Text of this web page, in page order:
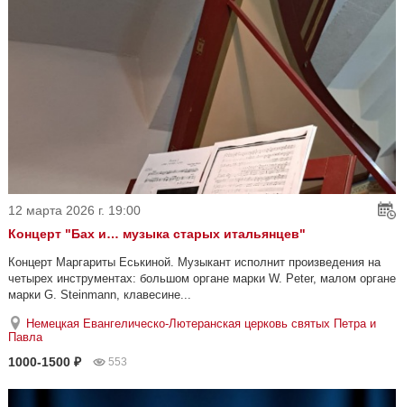
12 марта 2026 г. 19:00
Концерт "Бах и… музыка старых итальянцев"
Концерт Маргариты Еськиной. Музыкант исполнит произведения на
четырех инструментах: большом органе марки W. Peter, малом органе
марки G. Steinmann, клавесине...
Немецкая Евангелическо-Лютеранская церковь святых Петра и
Павла
1000-1500 ₽ 553